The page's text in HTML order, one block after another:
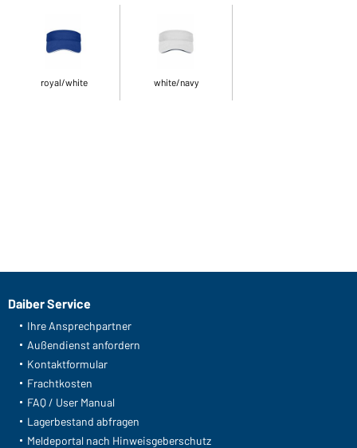
royal/white white/navy
Daiber Service
Ihre Ansprechpartner
Außendienst anfordern
Kontaktformular
Frachtkosten
FAQ / User Manual
Lagerbestand abfragen
Meldeportal nach Hinweisgeberschutz